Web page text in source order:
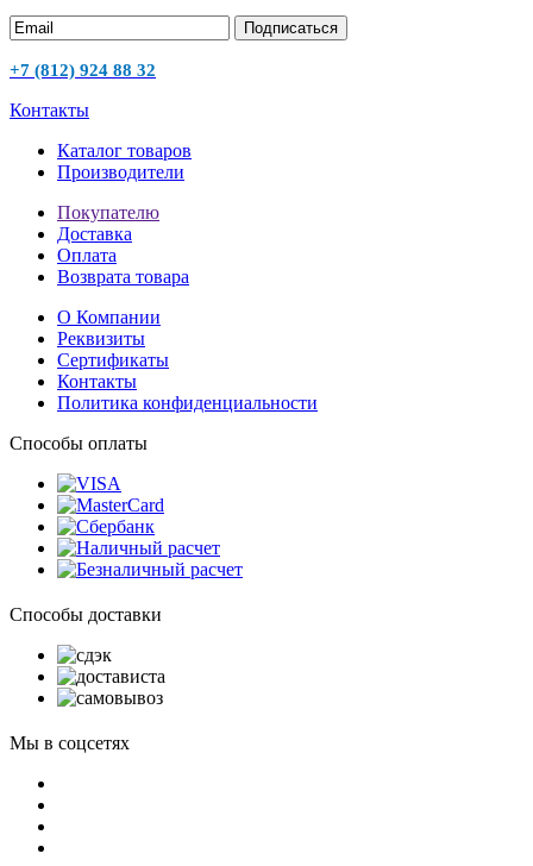
Подписаться
+7 (812) 924 88 32
Контакты
Каталог товаров
Производители
Покупателю
Доставка
Оплата
Возврата товара
О Компании
Реквизиты
Сертификаты
Контакты
Политика конфиденциальности
Способы оплаты
Способы доставки
Мы в соцсетях